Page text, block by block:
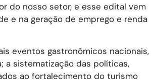
do nosso setor, e esse edital vem
e na geração de emprego e renda
eventos gastronômicos nacionais,
a sistematização das políticas,
ao fortalecimento do turismo